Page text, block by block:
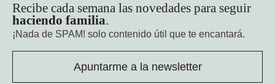
Recibe cada semana las novedades para seguir
haciendo familia.
¡Nada de SPAM! solo contenido útil que te encantará.
Apuntarme a la newsletter